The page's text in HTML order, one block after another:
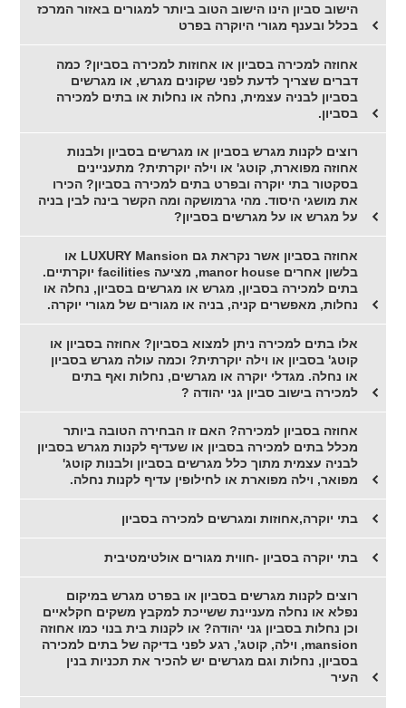
הישוב סביון הינו הישוב הטוב ביותר למגורים באזור המרכז
בכלל ובענף מגורי היוקרה בפרט
אחוזה למכירה בסביון או אחוזות למכירה בסביון? כמה
דברים שצריך לדעת לפני שקונים מגרש, או מגרשים
בסביון לבניה עצמית, נחלה או נחלות או בתים למכירה
בסביון.
רוצים לקנות מגרש בסביון או מגרשים בסביון ולבנות
אחוזה מפוארת, קוטג' או וילה יוקרתית? מתעניינים
בסקטור בתי יוקרה ובפרט בתים למכירה בסביון? הכירו
את מושגי היסוד. מהי גרמושקה ומה הקשר בינה לבין בניה
על מגרש או על מגרשים בסביון?
אחוזה בסביון אשר נקראת גם LUXURY Mansion או
בלשון אחרים manor house, מציעה facilities יוקרתיים.
בתים למכירה בסביון, מגרש או מגרשים בסביון, נחלה או
נחלות, מאפשרים קניה, בניה או מגורים של מגורי יוקרה.
אלו בתים למכירה ניתן למצוא בסביון? אחוזה בסביון או
קוטג' בסביון או וילה יוקרתית? וכמה עולה מגרש בסביון
או נחלה. מגדלי יוקרה או מגרשים, נחלות ואף בתים
למכירה בישוב סביון גני יהודה ?
אחוזה בסביון למכירה? האם זו הבחירה הטובה ביותר
מכלל בתים למכירה בסביון או שעדיף לקנות מגרש בסביון
לבניה עצמית מתוך כלל מגרשים בסביון ולבנות קוטג'
מפואר, וילה מפוארת או לחילופין עדיף לקנות נחלה.
בתי יוקרה,אחוזות ומגרשים למכירה בסביון
בתי יוקרה בסביון -חווית מגורים אולטימטיבית
רוצים לקנות מגרשים בסביון או בפרט מגרש במיקום
נפלא או נחלה מעניינת ששייכת למקבץ משקים חקלאיים
וכן נחלות בסביון גני יהודה? או לקנות בית בנוי כמו אחוזה
mansion, וילה, קוטג', רגע לפני בדיקה של בתים למכירה
בסביון, נחלות וגם מגרשים יש להכיר את תכניות בנין
העיר